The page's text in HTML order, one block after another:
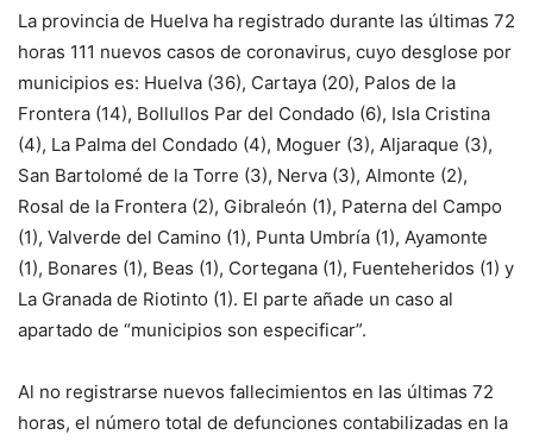
La provincia de Huelva ha registrado durante las últimas 72
horas 111 nuevos casos de coronavirus, cuyo desglose por
municipios es: Huelva (36), Cartaya (20), Palos de la
Frontera (14), Bollullos Par del Condado (6), Isla Cristina
(4), La Palma del Condado (4), Moguer (3), Aljaraque (3),
San Bartolomé de la Torre (3), Nerva (3), Almonte (2),
Rosal de la Frontera (2), Gibraleón (1), Paterna del Campo
(1), Valverde del Camino (1), Punta Umbría (1), Ayamonte
(1), Bonares (1), Beas (1), Cortegana (1), Fuenteheridos (1) y
La Granada de Riotinto (1). El parte añade un caso al
apartado de “municipios son especificar”.
Al no registrarse nuevos fallecimientos en las últimas 72
horas, el número total de defunciones contabilizadas en la